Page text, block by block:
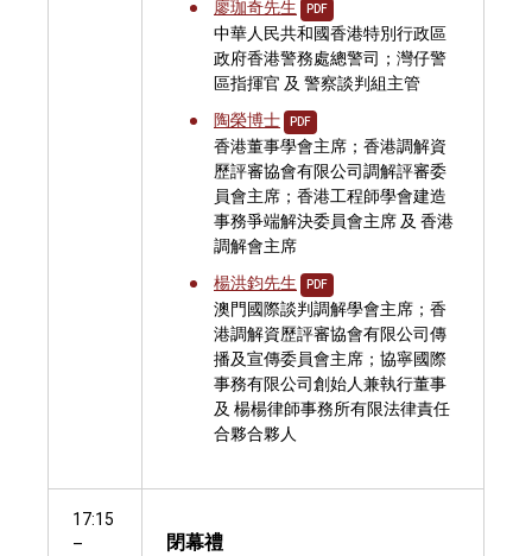
廖珈奇先生 PDF
中華人民共和國香港特別行政區
政府香港警務處總警司；灣仔警
區指揮官 及 警察談判組主管
陶榮博士
PDF
香港董事學會主席；香港調解資
歷評審協會有限公司調解評審委
員會主席；香港工程師學會建造
事務爭端解決委員會主席 及 香港
調解會主席
楊洪鈞先生
PDF
澳門國際談判調解學會主席；香
港調解資歷評審協會有限公司傳
播及宣傳委員會主席；協寧國際
事務有限公司創始人兼執行董事
及 楊楊律師事務所有限法律責任
合夥合夥人
17:15
–
閉幕禮